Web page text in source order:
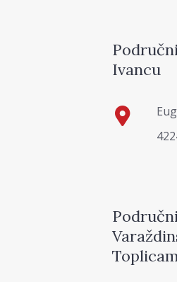
Ivancu